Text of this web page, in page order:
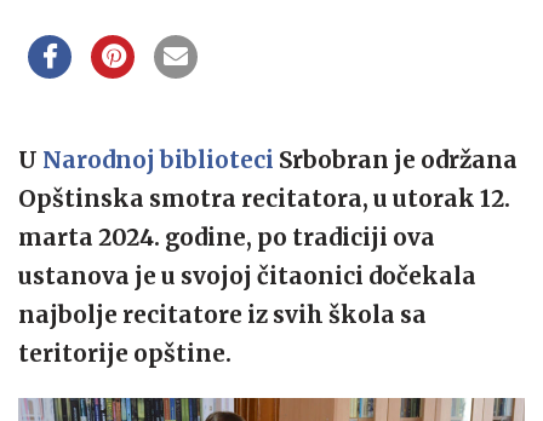
U Narodnoj biblioteci Srbobran je održana
Opštinska smotra recitatora, u utorak 12.
marta 2024. godine, po tradiciji ova
ustanova je u svojoj čitaonici dočekala
najbolje recitatore iz svih škola sa
teritorije opštine.